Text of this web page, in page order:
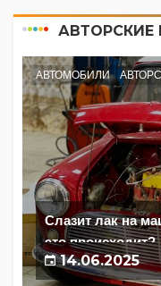
АВТОРСКИЕ
АВТОМОБИЛИ
Слазит лак на
это происходит?
14.06.2025